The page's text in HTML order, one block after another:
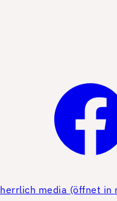
herrlich media (öffnet in